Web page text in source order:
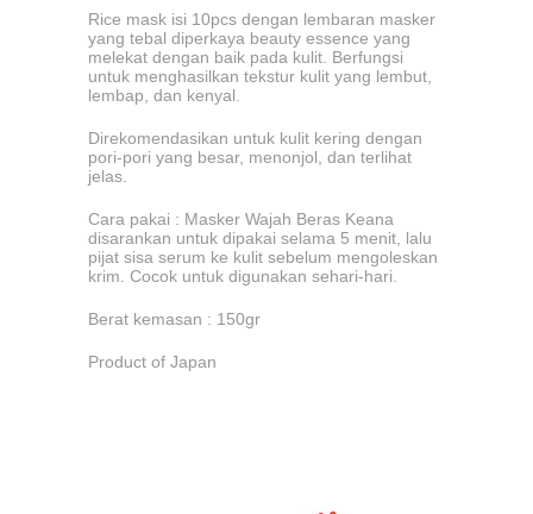
Rice mask isi 10pcs dengan lembaran masker
yang tebal diperkaya beauty essence yang
melekat dengan baik pada kulit. Berfungsi
untuk menghasilkan tekstur kulit yang lembut,
lembap, dan kenyal.
Direkomendasikan untuk kulit kering dengan
pori-pori yang besar, menonjol, dan terlihat
jelas.
Cara pakai : Masker Wajah Beras Keana
disarankan untuk dipakai selama 5 menit, lalu
pijat sisa serum ke kulit sebelum mengoleskan
krim. Cocok untuk digunakan sehari-hari.
Berat kemasan : 150gr
Product of Japan